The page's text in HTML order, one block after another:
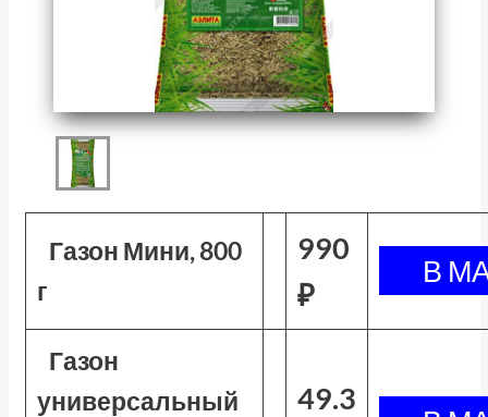
Газон Мини, 800
г
990
₽
Газон
универсальный
49.3